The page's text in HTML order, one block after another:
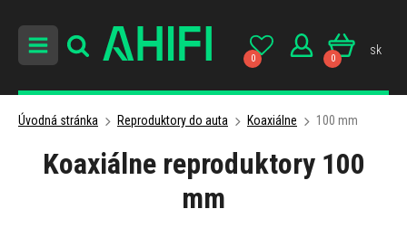
0 0
sk
Úvodná stránka Reproduktory do auta Koaxiálne 100 mm
Koaxiálne reproduktory 100
mm